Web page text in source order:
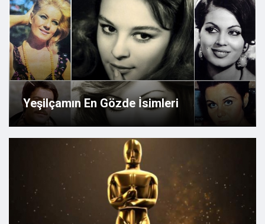
Yeşilçamın En Gözde İsimleri